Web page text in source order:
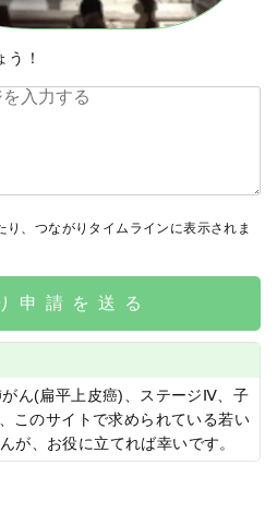
う！
、つながりタイムラインに表示されま
申請を送る
ん(扁平上皮癌)、ステージⅣ、子
このサイトで求められている若い
が、お役に立てれば幸いです。